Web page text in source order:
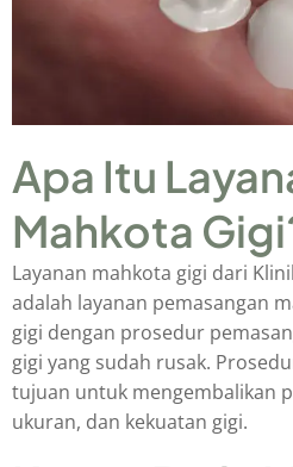
Apa Itu
Mahkota
Layanan mahkota gigi dari
adalah layanan pemasangan
gigi dengan prosedur
gigi yang sudah rusak.
tujuan untuk mengembalikan
ukuran, dan kekuatan gigi.